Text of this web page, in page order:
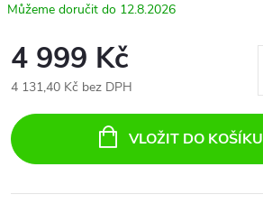
12.8.2026
4 999 Kč
4 131,40 Kč bez DPH
cena:
VLOŽIT DO KOŠÍKU